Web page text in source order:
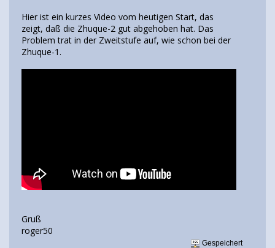
Hier ist ein kurzes Video vom heutigen Start, das
zeigt, daß die Zhuque-2 gut abgehoben hat. Das
Problem trat in der Zweitstufe auf, wie schon bei der
Zhuque-1.
Gruß
roger50
Gespeichert